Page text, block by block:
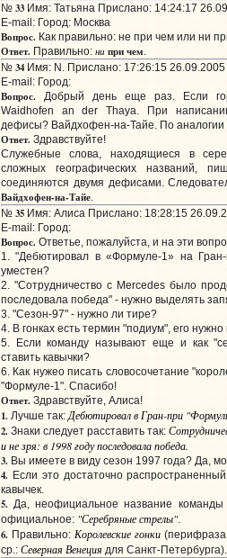
№ 33Имя: Татьяна Прислано: 14:24:17
E-mail: Город: Москва
Вопрос.Как правильно: не при чем или ни
Ответ.Правильно: ни при чем.
№ 34Имя: N. Прислано: 17:26:15 26.09.2005
E-mail: Город:
Вопрос.Добрый день еще раз. Если
Waidhofen an der Thaya. При
дефисы? Вайдхофен-на-Тайе. По
Ответ.Здравствуйте!
Служебные слова, находящиеся в
сложных географических названий,
соединяются двумя дефисами.
Вайдхофен-на-Тайе.
№ 35Имя: Алиса Прислано: 18:28:15
E-mail: Город:
Вопрос.Ответье, пожалуйста, и на эти
1. "Дебютировал в «Формуле-1» на
уместен?
2. "Сотрудничество с Mercedes было
последовала победа" - нужно выделять
3. "Сезон-97" - нужно ли тире?
4. В гонках есть термин "подиум", его нужно
5. Если команду называют еще и как
ставить кавычки?
6. Как нужео писать словосочетание
"Формуле-1". Спасибо!
Ответ.Здравствуйте, Алиса!
1.Лучше так:Дебютировал в Гран-при
2.Знаки следует расставить так:
и не зря: в 1998 году последовала победа.
3.Вы имеете в виду сезон 1997 года? Да,
4.Если это достаточно
кавычек.
5.Да, неофициальное название команды
официальное: "Серебряные стрелы".
6.Правильно:Королевские гонки
ср.: Северная Венеция для Санкт-Петербурга).